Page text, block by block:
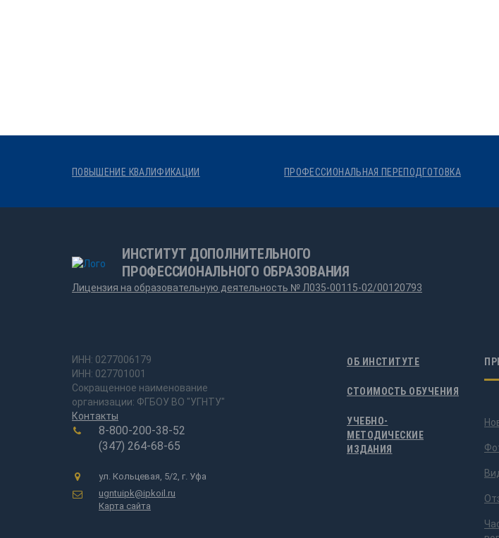
ПОВЫШЕНИЕ КВАЛИФИКАЦИИ ПРОФЕССИОНАЛЬНАЯ ПЕРЕПОДГОТОВКА
ИНСТИТУТ ДОПОЛНИТЕЛЬНОГО
ПРОФЕССИОНАЛЬНОГО ОБРАЗОВАНИЯ
Лицензия на образовательную деятельность № Л035-00115-02/00120793
ИНН: 0277006179
ИНН: 027701001
Сокращенное наименование
организации: ФГБОУ ВО "УГНТУ"
Контакты
8-800-200-38-52
(347) 264-68-65
ул. Кольцевая, 5/2, г. Уфа
ugntuipk@ipkoil.ru
Карта сайта
ОБ ИНСТИТУТЕ
СТОИМОСТЬ ОБУЧЕНИЯ
УЧЕБНО-
МЕТОДИЧЕСКИЕ
ИЗДАНИЯ